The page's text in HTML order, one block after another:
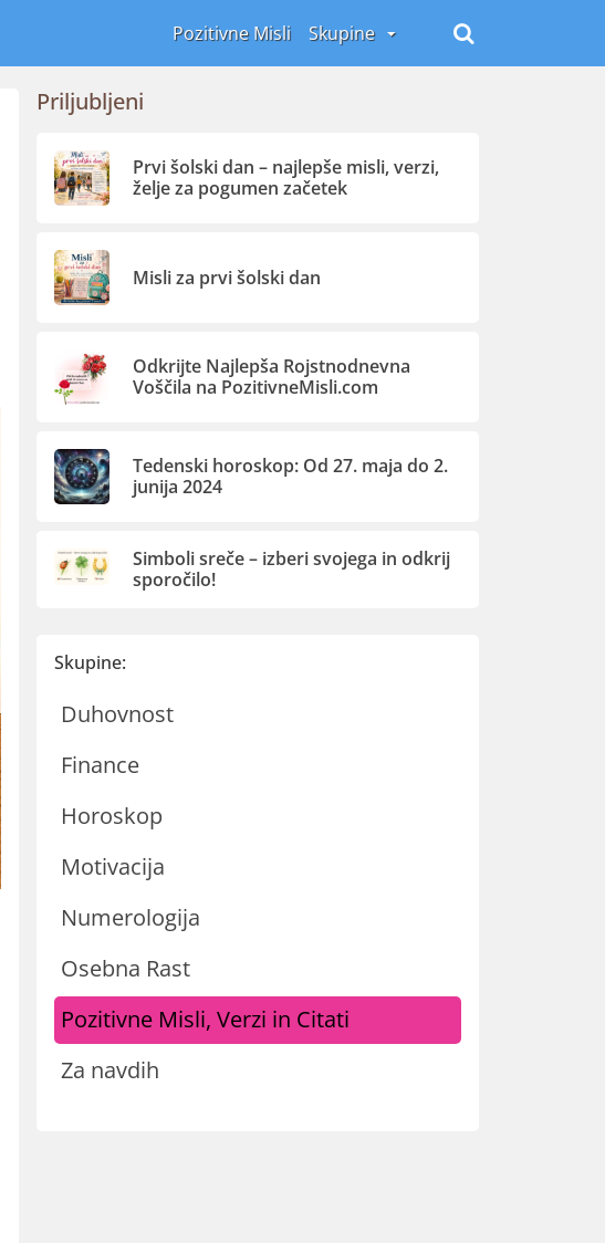
Pozitivne Misli Skupine
Priljubljeni
Prvi šolski dan – najlepše misli, verzi,
želje za pogumen začetek
Misli za prvi šolski dan
Odkrijte Najlepša Rojstnodnevna
Voščila na PozitivneMisli.com
Tedenski horoskop: Od 27. maja do 2.
junija 2024
Simboli sreče – izberi svojega in odkrij
sporočilo!
Skupine:
Duhovnost
Finance
Horoskop
Motivacija
Numerologija
Osebna Rast
Pozitivne Misli, Verzi in Citati
Za navdih